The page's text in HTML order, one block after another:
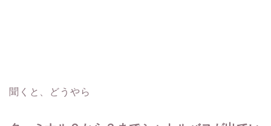
聞くと、どうやら